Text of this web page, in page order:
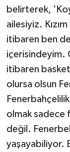
belirterek,
ailesiyiz.
itibaren ben
içerisindeyim.
itibaren
olursa olsun
olmak sadece
değil.
yaşayabiliyor.